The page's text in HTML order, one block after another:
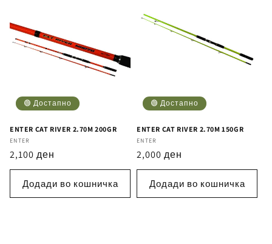
🟢 Достапно
ENTER CAT RIVER 2.70M 200GR
Бренд
ENTER
Регуларна
цена
2,100 ден
Додади во кошничка
🟢 Достапно
ENTER CAT RIVER 2.70M 150GR
Бренд
ENTER
Регуларна
цена
2,000 ден
Додади во кошничка